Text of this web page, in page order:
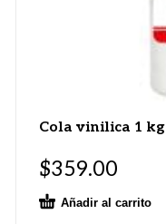
Cola vinilica 1 kg
$359.00
Añadir al carrito